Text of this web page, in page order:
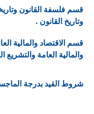
قسم فلسفة القانون
وتاريخ القانون .
قسم الاقتصاد والمالية
والمالية العامة والتشريع
شروط القيد بدرجة